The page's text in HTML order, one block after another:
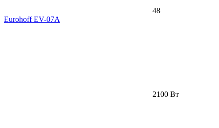
48
Eurohoff EV-07A
2100 Вт